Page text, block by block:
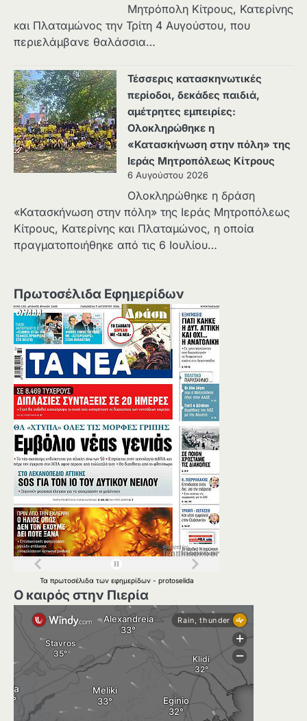
Μητρόπολη Κίτρους, Κατερίνης
και Πλαταμώνος την Τρίτη 4 Αυγούστου, που
περιελάμβανε θαλάσσια…
Τέσσερις κατασκηνωτικές
περίοδοι, δεκάδες παιδιά,
αμέτρητες εμπειρίες:
Ολοκληρώθηκε η
«Κατασκήνωση στην πόλη» της
Ιεράς Μητροπόλεως Κίτρους
6 Αυγούστου 2026
Ολοκληρώθηκε η δράση
«Κατασκήνωση στην πόλη» της Ιεράς Μητροπόλεως
Κίτρους, Κατερίνης και Πλαταμώνος, η οποία
πραγματοποιήθηκε από τις 6 Ιουλίου…
Πρωτοσέλιδα Εφημερίδων
Τα πρωτοσέλιδα των εφημερίδων - protoselida
Ο καιρός στην Πιερία